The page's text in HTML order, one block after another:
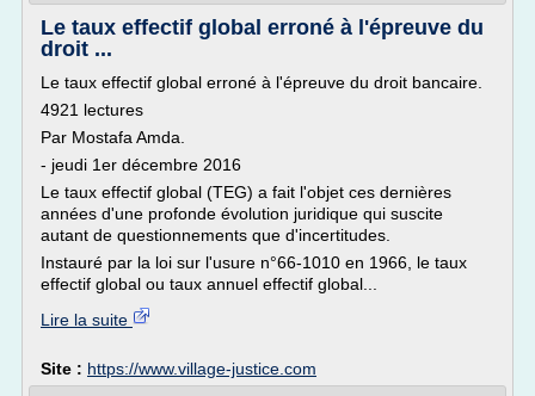
Le taux effectif global erroné à l'épreuve du
droit ...
Le taux effectif global erroné à l'épreuve du droit bancaire.
4921 lectures
Par Mostafa Amda.
- jeudi 1er décembre 2016
Le taux effectif global (TEG) a fait l'objet ces dernières
années d'une profonde évolution juridique qui suscite
autant de questionnements que d'incertitudes.
Instauré par la loi sur l'usure n°66-1010 en 1966, le taux
effectif global ou taux annuel effectif global...
Lire la suite
Site : https://www.village-justice.com